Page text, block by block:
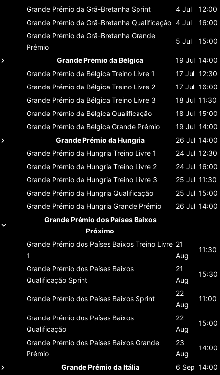
Grande Prémio da Grã-Bretanha Sprint 4 Jul
12:00
Grande Prémio da Grã-Bretanha Qualificação 4 Jul
16:00
Grande Prémio da Grã-Bretanha Grande
Prémio
5 Jul 15:00
Grande Prémio da Bélgica 19 Jul 14:00
Grande Prémio da Bélgica Treino Livre 1 17 Jul 12:30
Grande Prémio da Bélgica Treino Livre 2 17 Jul 16:00
Grande Prémio da Bélgica Treino Livre 3 18 Jul 11:30
Grande Prémio da Bélgica Qualificação 18 Jul 15:00
Grande Prémio da Bélgica Grande Prémio 19 Jul 14:00
Grande Prémio da Hungria
26 Jul 14:00
Grande Prémio da Hungria Treino Livre 1 24 Jul 12:30
Grande Prémio da Hungria Treino Livre 2 24 Jul 16:00
Grande Prémio da Hungria Treino Livre 3 25 Jul 11:30
Grande Prémio da Hungria Qualificação 25 Jul 15:00
Grande Prémio da Hungria Grande Prémio 26 Jul 14:00
Grande Prémio dos Países Baixos
Próximo
Grande Prémio dos Países Baixos Treino Livre
1
21
Aug
11:30
Grande Prémio dos Países Baixos
Qualificação Sprint
21
Aug
15:30
Grande Prémio dos Países Baixos Sprint
22
Aug
11:00
Grande Prémio dos Países Baixos
Qualificação
22
Aug
15:00
Grande Prémio dos Países Baixos Grande
Prémio
23
Aug
14:00
Grande Prémio da Itália 6 Sep 14:00